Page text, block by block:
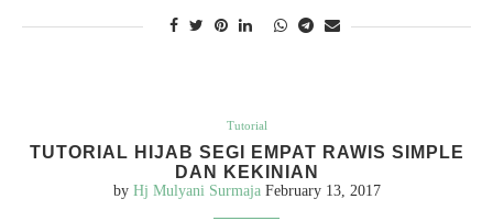
Tutorial
TUTORIAL HIJAB SEGI EMPAT RAWIS SIMPLE
DAN KEKINIAN
by Hj Mulyani Surmaja February 13, 2017